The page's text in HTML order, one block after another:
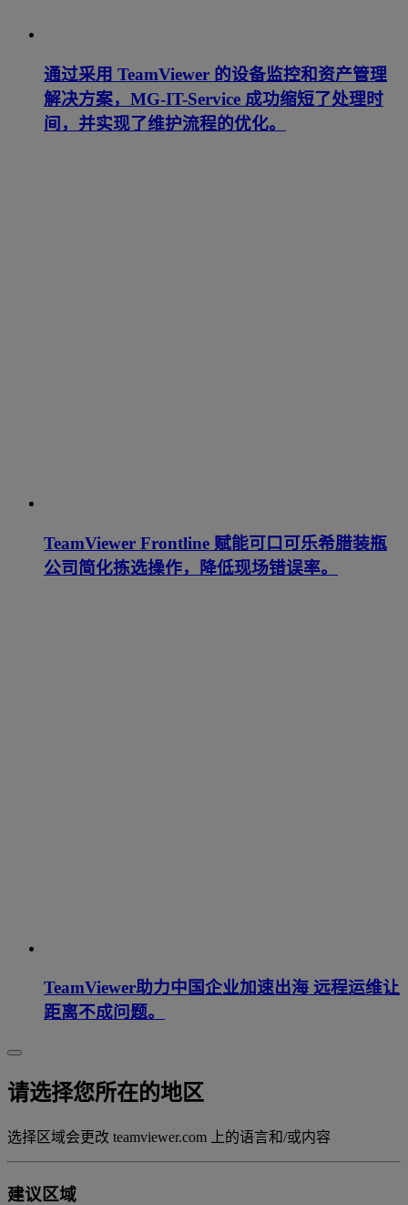
通过采用 TeamViewer 的设备监控和资产管理
解决方案，MG-IT-Service 成功缩短了处理时
间，并实现了维护流程的优化。
TeamViewer Frontline 赋能可口可乐希腊装瓶
公司简化拣选操作，降低现场错误率。
TeamViewer助力中国企业加速出海 远程运维让
距离不成问题。
请选择您所在的地区
选择区域会更改 teamviewer.com 上的语言和/或内容
建议区域